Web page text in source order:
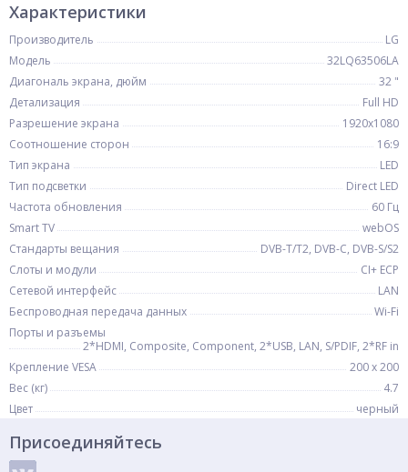
Характеристики
Производитель
LG
Модель
32LQ63506LA
Диагональ экрана, дюйм
32 "
Детализация
Full HD
Разрешение экрана
1920x1080
Соотношение сторон
16:9
Тип экрана
LED
Тип подсветки
Direct LED
Частота обновления
60 Гц
Smart TV
webOS
Стандарты вещания
DVB-T/T2, DVB-C, DVB-S/S2
Слоты и модули
CI+ ECP
Сетевой интерфейс
LAN
Беспроводная передача данных
Wi-Fi
Порты и разъемы
2*HDMI, Composite, Component, 2*USB, LAN, S/PDIF, 2*RF in
Крепление VESA
200 x 200
Вес (кг)
4.7
Цвет
черный
Присоединяйтесь